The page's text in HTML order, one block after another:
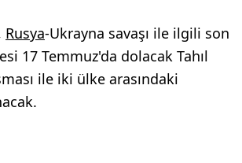
Rusya-Ukrayna savaşı ile ilgili son
17 Temmuz'da dolacak Tahıl
ile iki ülke arasındaki